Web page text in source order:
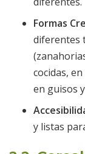
Formas
diferentes
cocidas,
en guisos
y listas